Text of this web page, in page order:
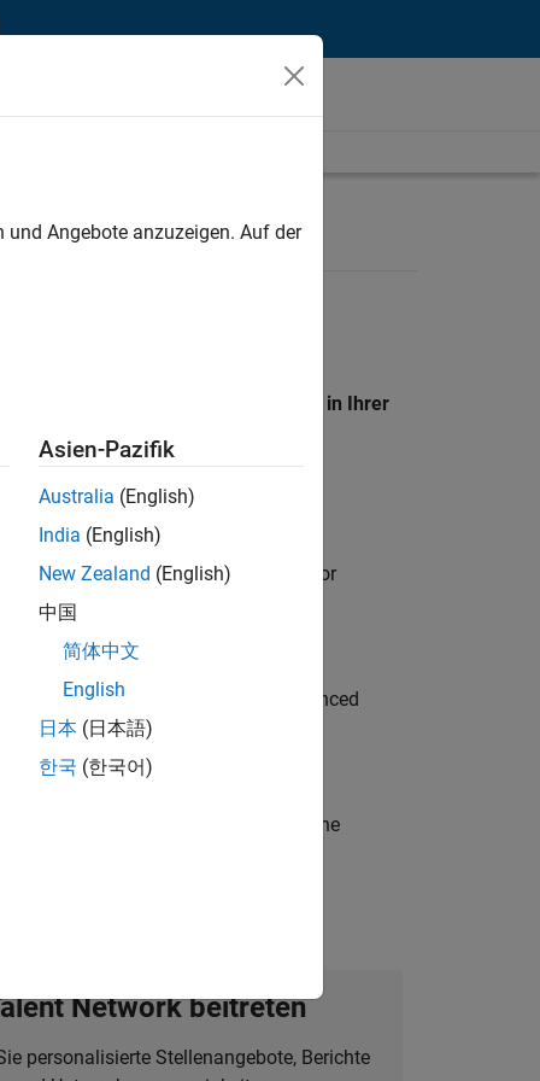
Standort, um alle Stellenangebote in Ihrer
MATLAB & Simulink workflows for
Energy technologies? Experienced
products and systems in the
Network beitreten
personalisierte Stellenangebote, Berichte
Angebote anzuzeigen. Auf der
Asien-Pazifik
Australia (English)
India (English)
New Zealand (English)
中国
简体中文
English
日本 (日本語)
한국 (한국어)